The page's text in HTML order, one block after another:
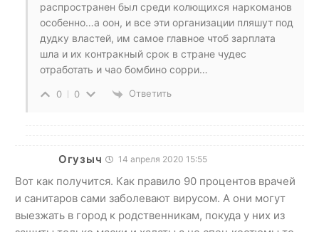
распространен был среди колющихся наркоманов
особенно…а оон, и все эти организации пляшут под
дудку властей, им самое главное чтоб зарплата
шла и их контракный срок в стране чудес
отработать и чао бомбино сорри…
0 0 Ответить
Огузыч 14 апреля 2020 15:55
Вот как получится. Как правило 90 процентов врачей
и санитаров сами заболевают вирусом. А они могут
выезжать в город к родственникам, покуда у них из